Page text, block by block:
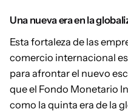
Una nueva era en la
Esta fortaleza de las
comercio internacional
para afrontar el nuevo
que el Fondo Monetario
como la quinta era de la